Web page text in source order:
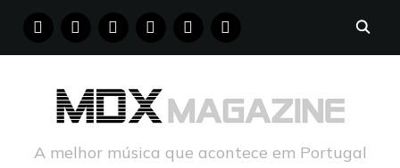
FACEBOOKINSTAGRAM
YOUTUBE PINTERESTTUMBLR
A melhor música que acontece em Portugal